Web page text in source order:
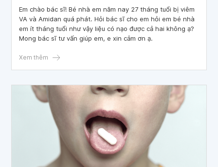
Em chào bác sĩ! Bé nhà em năm nay 27 tháng tuổi bị viêm
VA và Amidan quá phát. Hỏi bác sĩ cho em hỏi em bé nhà
em ít tháng tuổi như vậy liệu có nạo được cả hai không ạ?
Mong bác sĩ tư vấn giúp em, e xin cảm ơn ạ.
Xem thêm